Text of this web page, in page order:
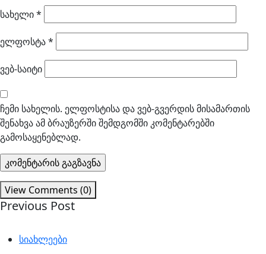
სახელი*
ელფოსტა*
ვებ-საიტი
ჩემი სახელის. ელფოსტისა და ვებ-გვერდის მისამართის
შენახვა ამ ბრაუზერში შემდგომში კომენტარებში
გამოსაყენებლად.
View Comments (0)
Previous Post
სიახლეები